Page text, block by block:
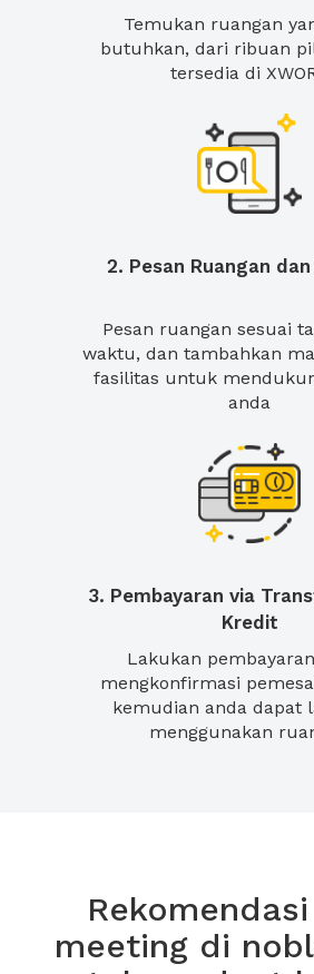
Temukan ruangan
butuhkan, dari ribuan
tersedia di
2. Pesan Ruangan
Pesan ruangan sesuai
waktu, dan tambahkan
fasilitas untuk
anda
3. Pembayaran via
Kredit
Lakukan
mengkonfirmasi
kemudian anda dapat
menggunakan
meeting di